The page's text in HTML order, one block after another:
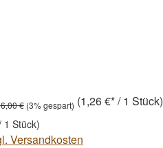
€ (3% gespart) (1,26 €* / 1 Stück)
1 Stück)
Versandkosten